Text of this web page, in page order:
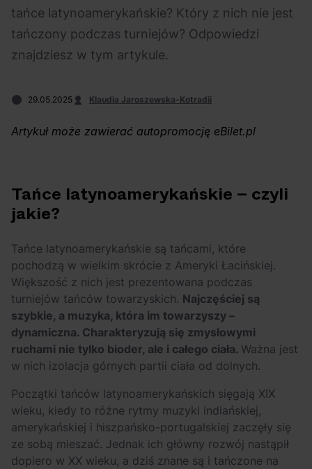
OFF Festival 2026 –
warte uwagi!
High Five: pięć
wydarzeń w polskim
tańce latynoamerykańskie? Który z nich nie jest
tańczony podczas turniejów? Odpowiedzi
znajdziesz w tym artykule.
29.05.2025 Klaudia Jaroszewska-Kotradii
Artykuł może zawierać autopromocję eBilet.pl
Tańce latynoamerykańskie – czyli
jakie?
Tańce latynoamerykańskie są tańcami, które
pochodzą w wielkim skrócie z Ameryki Łacińskiej.
Większość z nich jest prezentowana podczas
turniejów tańców towarzyskich. Najczęściej są
szybkie, a muzyka, która im towarzyszy –
dynamiczna. Charakteryzują się zmysłowymi
ruchami nie tylko bioder, ale i całego ciała. Ważna jest
w nich izolacja górnych partii ciała od dolnych.
Początki tańców latynoamerykańskich sięgają XIX
wieku, kiedy to różne rytmy muzyki indiańskiej,
amerykańskiej i hiszpańsko-portugalskiej zaczęły się
ze sobą mieszać. Jednak ich główny rozwój nastąpił
dopiero w XX wieku, a dziś znane są i tańczone na